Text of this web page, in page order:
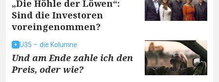
„Die Höhle der Löwen“:
Sind die Investoren
voreingenommen?
U35 – die Kolumne
Und am Ende zahle ich den
Preis, oder wie?